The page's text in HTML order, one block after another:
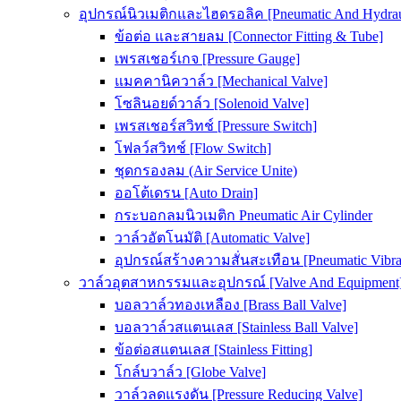
อุปกรณ์นิวเมติกและไฮดรอลิค [Pneumatic And
ข้อต่อ และสายลม [Connector Fitting & Tube]
เพรสเชอร์เกจ [Pressure Gauge]
แมคคานิควาล์ว [Mechanical Valve]
โซลินอยด์วาล์ว [Solenoid Valve]
เพรสเชอร์สวิทช์ [Pressure Switch]
โฟลว์สวิทช์ [Flow Switch]
ชุดกรองลม (Air Service Unite)
ออโต้เดรน [Auto Drain]
กระบอกลมนิวเมติก Pneumatic Air Cylinder
วาล์วอัตโนมัติ [Automatic Valve]
อุปกรณ์สร้างความสั่นสะเทือน [Pneumatic
วาล์วอุตสาหกรรมและอุปกรณ์ [Valve And
บอลวาล์วทองเหลือง [Brass Ball Valve]
บอลวาล์วสแตนเลส [Stainless Ball Valve]
ข้อต่อสแตนเลส [Stainless Fitting]
โกล์บวาล์ว [Globe Valve]
วาล์วลดแรงดัน [Pressure Reducing Valve]